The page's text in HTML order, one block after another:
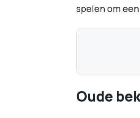
spelen om
Oude